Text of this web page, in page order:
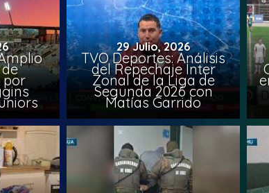
por
29 Julio, 2026
TVO Deportes: Análisis
del Repechaje Inter
Zonal de la Liga de
Segunda 2026 con
Matías Garrido